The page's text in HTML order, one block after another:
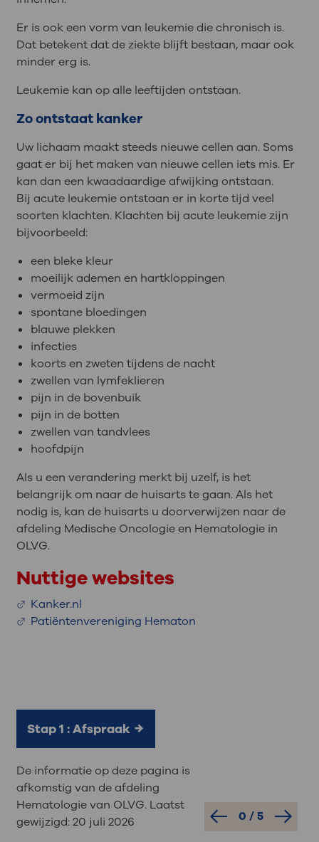
Er is ook een vorm van leukemie die chronisch is.
Dat betekent dat de ziekte blijft bestaan, maar ook
minder erg is.
Leukemie kan op alle leeftijden ontstaan.
Zo ontstaat kanker
Uw lichaam maakt steeds nieuwe cellen aan. Soms
gaat er bij het maken van nieuwe cellen iets mis. Er
kan dan een kwaadaardige afwijking ontstaan.
Bij acute leukemie ontstaan er in korte tijd veel
soorten klachten. Klachten bij acute leukemie zijn
bijvoorbeeld:
een bleke kleur
moeilijk ademen en hartkloppingen
vermoeid zijn
spontane bloedingen
blauwe plekken
infecties
koorts en zweten tijdens de nacht
zwellen van lymfeklieren
pijn in de bovenbuik
pijn in de botten
zwellen van tandvlees
hoofdpijn
Als u een verandering merkt bij uzelf, is het
belangrijk om naar de huisarts te gaan. Als het
nodig is, kan de huisarts u doorverwijzen naar de
afdeling Medische Oncologie en Hematologie in
OLVG.
Nuttige websites
Kanker.nl
Patiëntenvereniging Hematon
Stap 1 : Afspraak
De informatie op deze pagina is
afkomstig van de afdeling
Hematologie van OLVG. Laatst
gewijzigd:20 juli 2026 0 /5